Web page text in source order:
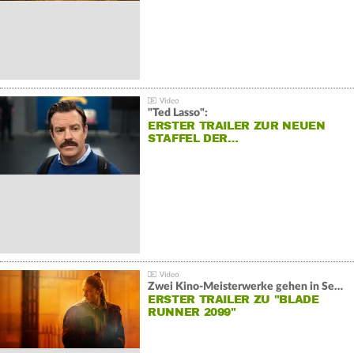
"Ted Lasso":
ERSTER TRAILER ZUR NEUEN
STAFFEL DER…
Zwei Kino-Meisterwerke gehen in Serie:
ERSTER TRAILER ZU "BLADE
RUNNER 2099"